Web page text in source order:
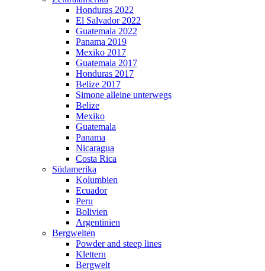
Honduras 2022
El Salvador 2022
Guatemala 2022
Panama 2019
Mexiko 2017
Guatemala 2017
Honduras 2017
Belize 2017
Simone alleine unterwegs
Belize
Mexiko
Guatemala
Panama
Nicaragua
Costa Rica
Südamerika
Kolumbien
Ecuador
Peru
Bolivien
Argentinien
Bergwelten
Powder and steep lines
Klettern
Bergwelt